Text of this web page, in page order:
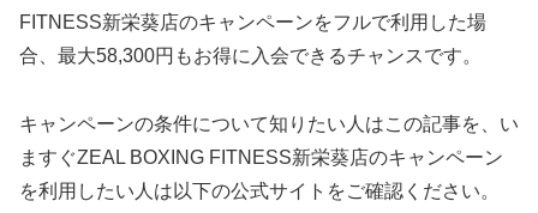
FITNESS新栄葵店のキャンペーンをフルで利用した場
合、最大58,300円もお得に入会できるチャンスです。
キャンペーンの条件について知りたい人はこの記事を、い
ますぐZEAL BOXING FITNESS新栄葵店のキャンペーン
を利用したい人は以下の公式サイトをご確認ください。